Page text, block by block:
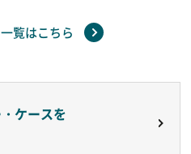
覧はこちら
ケースを